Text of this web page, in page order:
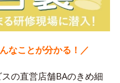
なことが分かる！／
の直営店舗BAのきめ細